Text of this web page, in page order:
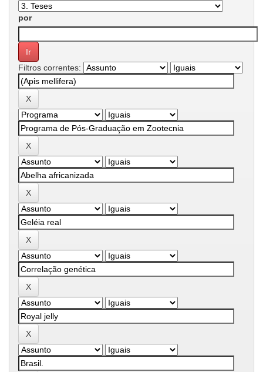
por
Filtros correntes: